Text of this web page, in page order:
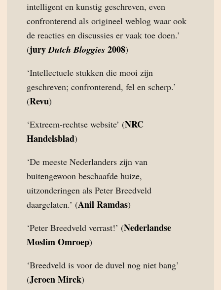
intelligent en kunstig geschreven, even
confronterend als origineel weblog waar ook
de reacties en discussies er vaak toe doen.’
(juryDutch Bloggies 2008)
‘Intellectuele stukken die mooi zijn
geschreven; confronterend, fel en scherp.’
(Revu)
‘Extreem-rechtse website’ (NRC
Handelsblad)
‘De meeste Nederlanders zijn van
buitengewoon beschaafde huize,
uitzonderingen als Peter Breedveld
daargelaten.’ (Anil Ramdas)
‘Peter Breedveld verrast!’ (Nederlandse
Moslim Omroep)
‘Breedveld is voor de duvel nog niet bang’
(Jeroen Mirck)